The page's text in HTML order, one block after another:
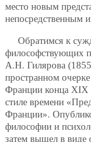
место новым
непосредственным
Обратимся к
философствующих
А.Н. Гилярова
пространном
Франции конца XIX
стиле времени
Франции».
философии и
затем вышел в виде